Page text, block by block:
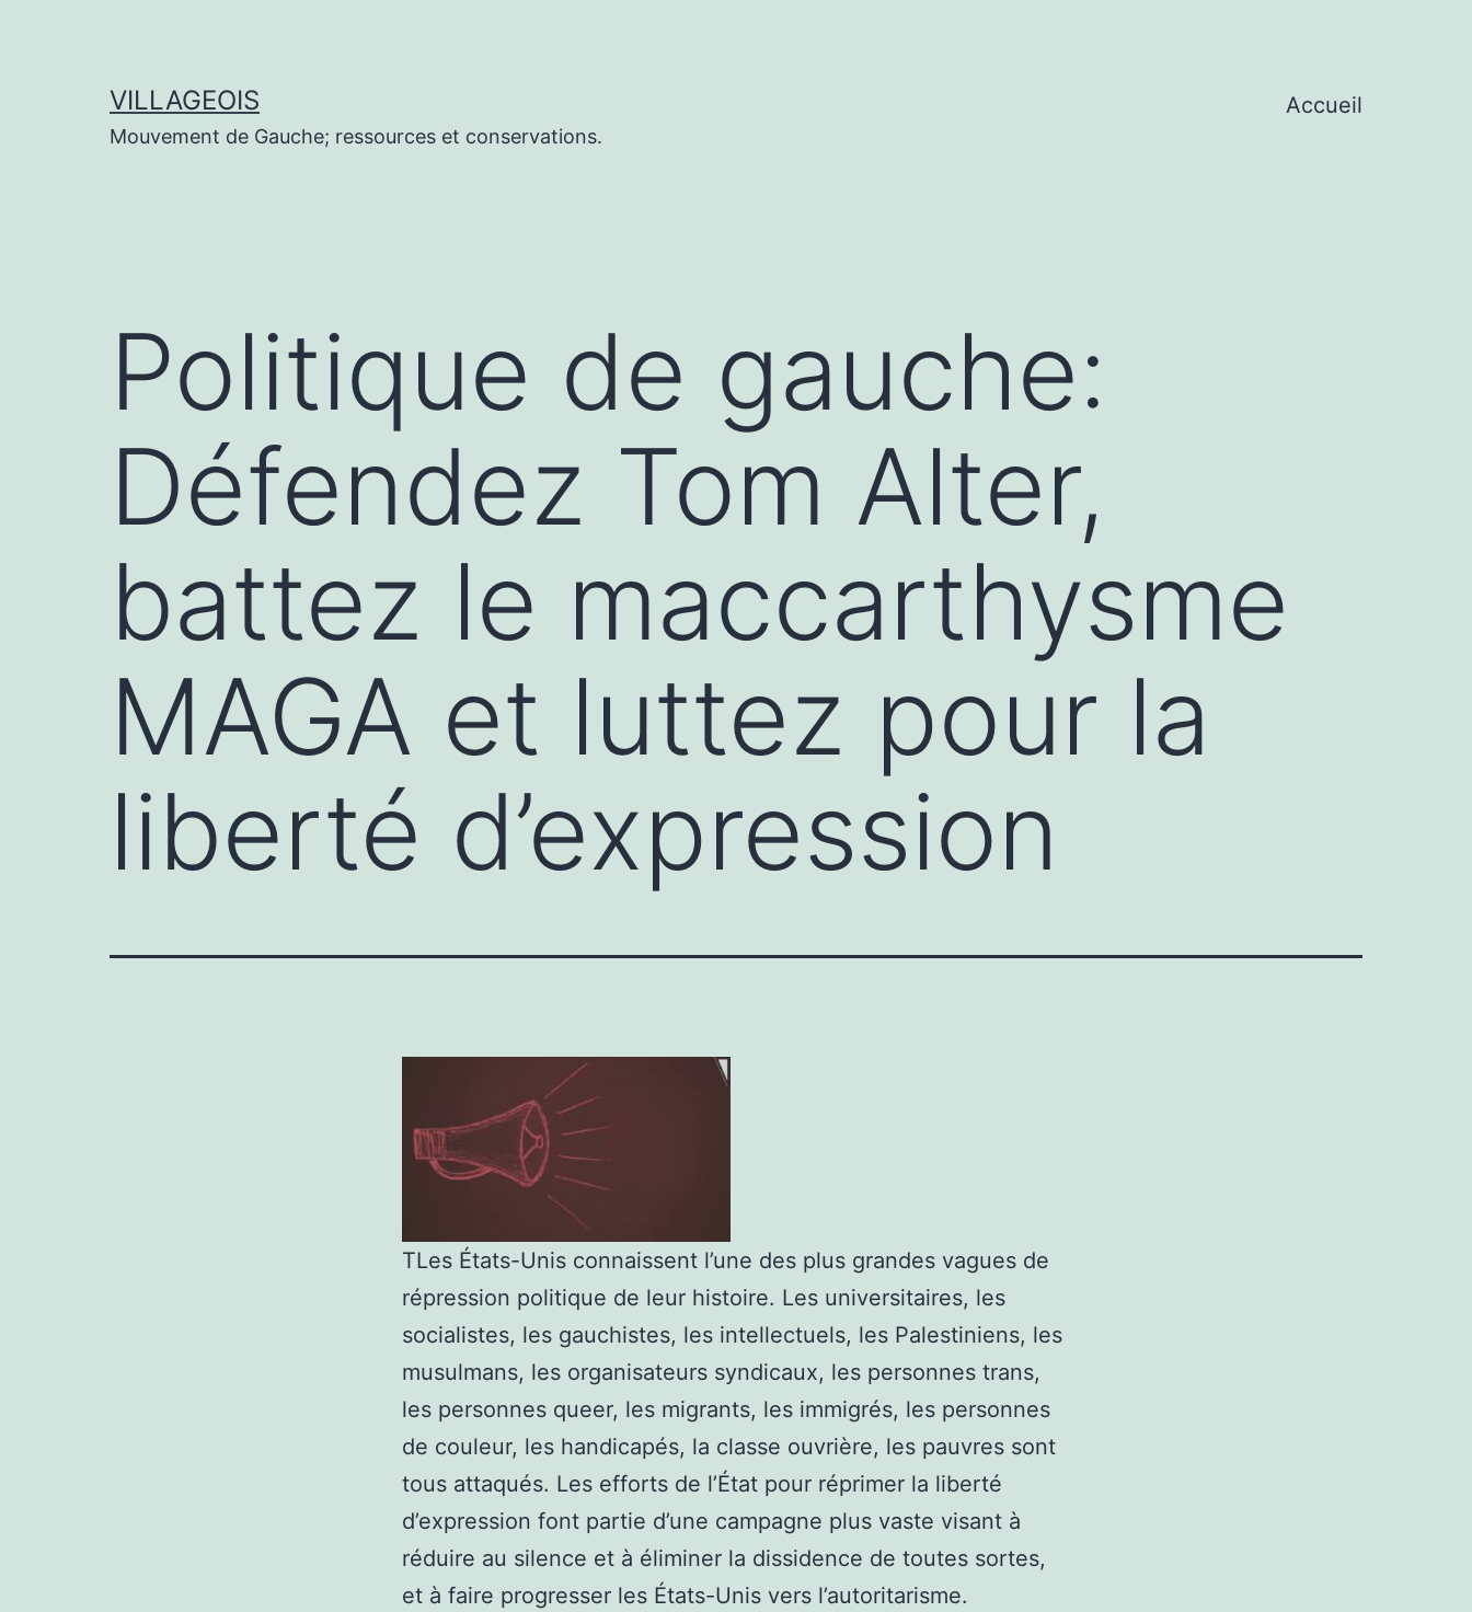
VILLAGEOIS
Mouvement de Gauche; ressources et conservations.
Accueil
Politique de gauche:
Défendez Tom Alter,
battez le maccarthysme
MAGA et luttez pour la
liberté d’expression
TLes États-Unis connaissent l’une des plus grandes vagues de
répression politique de leur histoire. Les universitaires, les
socialistes, les gauchistes, les intellectuels, les Palestiniens, les
musulmans, les organisateurs syndicaux, les personnes trans,
les personnes queer, les migrants, les immigrés, les personnes
de couleur, les handicapés, la classe ouvrière, les pauvres sont
tous attaqués. Les efforts de l’État pour réprimer la liberté
d’expression font partie d’une campagne plus vaste visant à
réduire au silence et à éliminer la dissidence de toutes sortes,
et à faire progresser les États-Unis vers l’autoritarisme.